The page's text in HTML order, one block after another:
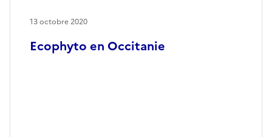
Ecophyto en Occitanie
13 octobre 2020